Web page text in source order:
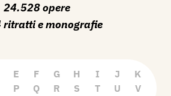
24.528 opere
ritratti e monografie
E F G H I J
K
P Q R S T U
V